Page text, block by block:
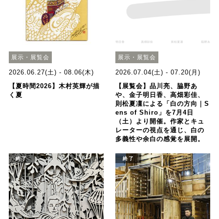
展示・展覧会
2026.06.27(土) - 08.06(木)
【夏時間2026】木村英輝が描
く夏
展示・展覧会
2026.07.04(土) - 07.20(月)
【展覧会】品川亮、脇野あ
や、金子明日香、高畑彩佳、
則松夏凜による「白の方向｜S
ens of Shiro」を7月4日
（土）より開催。作家とキュ
レーターの視点を通じ、白の
多義性や余白の感覚を展開。
終了 終了